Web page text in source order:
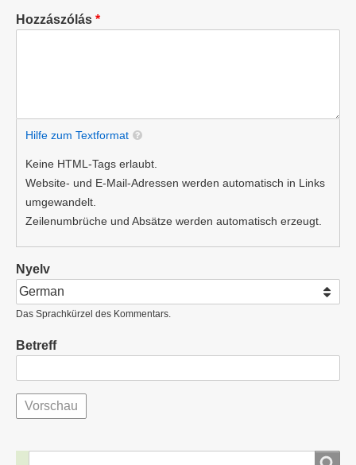
Hozzászólás
Hilfe zum Textformat
Keine HTML-Tags erlaubt.
Website- und E-Mail-Adressen werden automatisch in Links
umgewandelt.
Zeilenumbrüche und Absätze werden automatisch erzeugt.
Nyelv
Das Sprachkürzel des Kommentars.
Betreff